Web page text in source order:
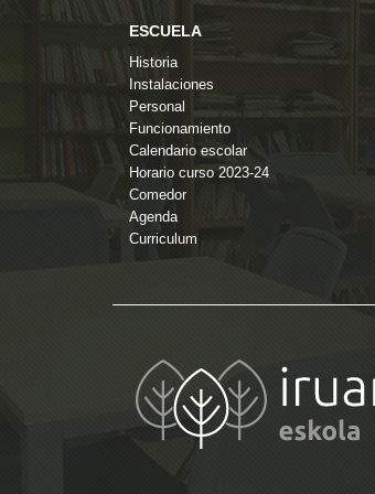
ESCUELA
Historia
Instalaciones
Personal
Funcionamiento
Calendario escolar
Horario curso 2023-24
Comedor
Agenda
Curriculum